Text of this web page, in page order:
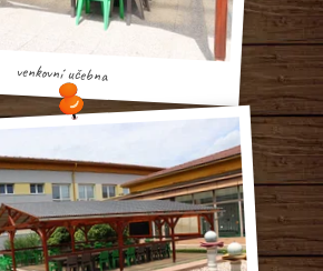
venkovní učebna